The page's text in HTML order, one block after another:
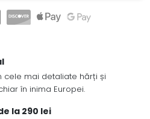
cele mai detaliate hărți și
în inima Europei.
la 290 lei